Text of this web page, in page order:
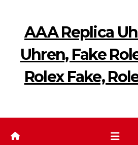
springenAAA Replica
Uhren, Fake
Rolex Fake,